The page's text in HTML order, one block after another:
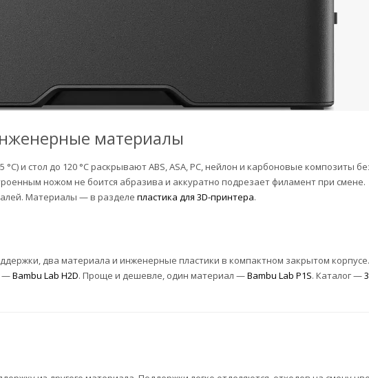
материалы
и стол до 120 °C раскрывают ABS, ASA, PC, нейлон и карбоновые композиты
ножом не боится абразива и аккуратно подрезает филамент при смене.
Материалы — в разделе пластика для 3D-принтера.
два материала и инженерные пластики в компактном закрытом корпусе.
—Bambu Lab H2D. Проще и дешевле, один материал —Bambu Lab P1S. Каталог —